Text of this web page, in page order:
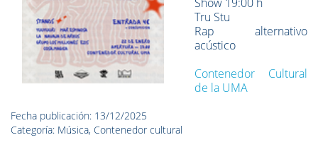
Tru Stu
Rap alternativo
acústico
Contenedor Cultural
de la UMA
Fecha publicación: 13/12/2025
Categoría: Música, Contenedor cultural